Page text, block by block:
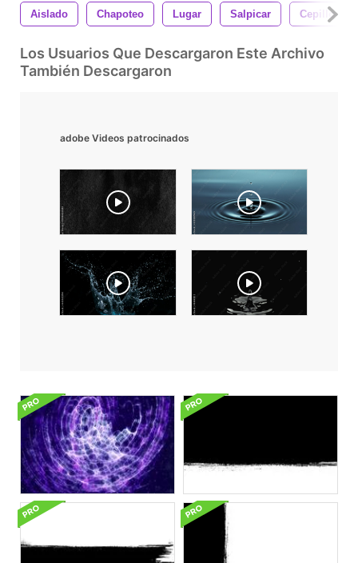
Aislado Chapoteo Lugar Salpicar Cepillo
Los Usuarios Que Descargaron Este Archivo
También Descargaron
adobe Videos patrocinados